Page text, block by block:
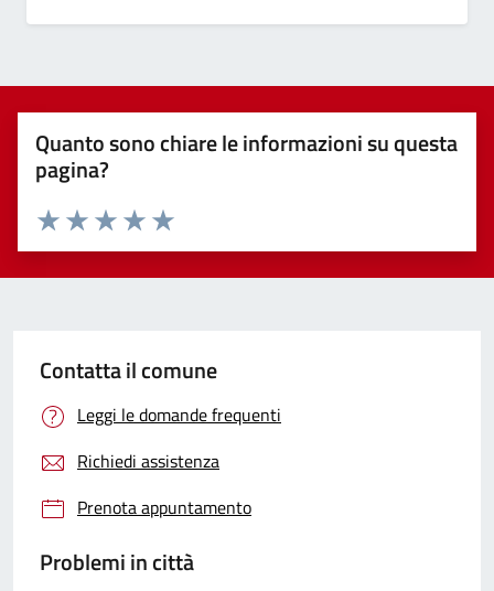
Quanto sono chiare le informazioni su questa
pagina?
Valuta 5 stelle su 5
Valuta 4 stelle su 5
Valuta 3 stelle su 5
Valuta 2 stelle su 5
Valuta 1 stelle su 5
Contatta il comune
Leggi le domande frequenti
Richiedi assistenza
Prenota appuntamento
Problemi in città